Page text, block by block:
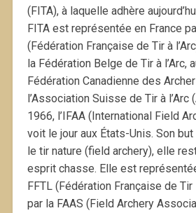
(FITA), à laquelle adhère
FITA est représentée en France
(Fédération Française de Tir à
la Fédération Belge de Tir à l’Arc,
Fédération Canadienne des
l’Association Suisse de Tir à l’Arc
1966, l’IFAA (International Field
voit le jour aux États-Unis. Son
le tir nature (field archery), elle
esprit chasse. Elle est
FFTL (Fédération Française de
par la FAAS (Field Archery